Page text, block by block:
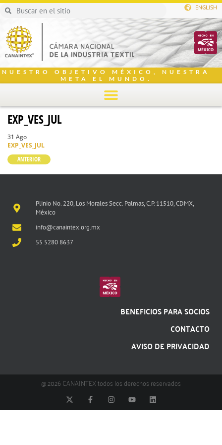
ENGLISH
NUESTRO OBJETIVO MÉXICO, NUESTRA
META EL MUNDO.
EXP_VES_JUL
31 Ago
EXP_VES_JUL
ANTERIOR
Plinio No. 220, Los Morales Secc. Palmas, C.P. 11510, CDMX,
México
info@canaintex.org.mx
55 5280 8637
BENEFICIOS PARA SOCIOS
CONTACTO
AVISO DE PRIVACIDAD
@ 2026 CANAINTEX todos los derechos reservados